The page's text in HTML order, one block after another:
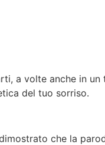
a volte anche in
del tuo sorriso.
che la